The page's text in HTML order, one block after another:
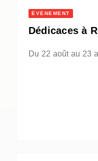
ÉVÈNEMENT
Dédicaces à
Du 22 août au 23